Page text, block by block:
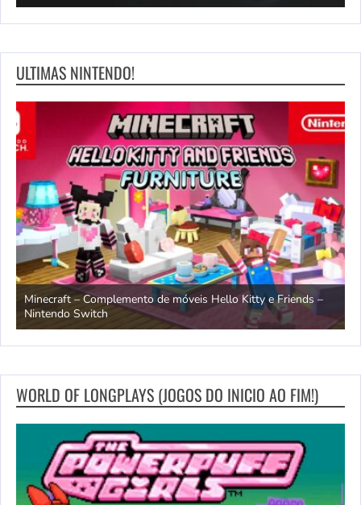
ULTIMAS NINTENDO!
Minecraft – Complemento de móveis Hello Kitty e Friends –
Nintendo Switch
WORLD OF LONGPLAYS (JOGOS DO INICIO AO FIM!)